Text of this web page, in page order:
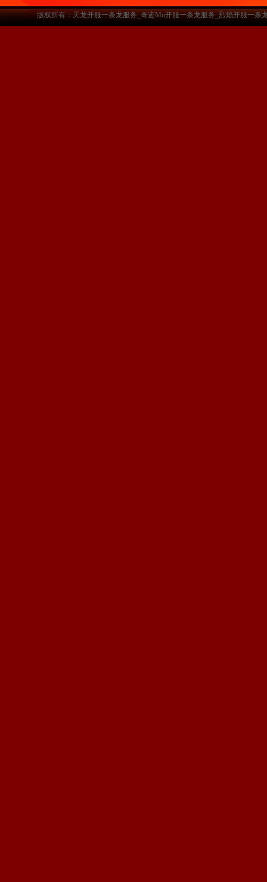
版权所有：天龙开服一条龙服务_奇迹Mu开服一条龙服务_烈焰开服一条